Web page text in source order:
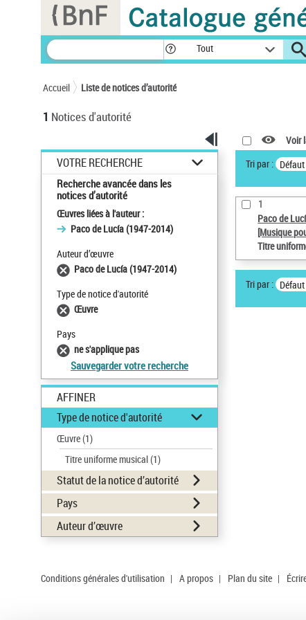
Tout
Accueil Liste de notices d’autorité
1 Notices d'autorité
VOTRE RECHERCHE
Recherche avancée dans les
notices d’autorité
Œuvres liées à l'auteur :
Paco de Lucía (1947-2014)
Auteur d’œuvre
Paco de Lucía (1947-2014)
Type de notice d'autorité
Œuvre
Pays
ne s'applique pas
Sauvegarder votre recherche
AFFINER
Type de notice d'autorité
Œuvre(1)
Titre uniforme musical(1)
Statut de la notice d’autorité
Pays
Auteur d’œuvre
Voir
Tri par : Défaut
1
Paco de
[Musique
Titre
Tri par : Défaut
Conditions générales d'utilisation | A propos | Plan du site |
Panneau de gestion des cookies